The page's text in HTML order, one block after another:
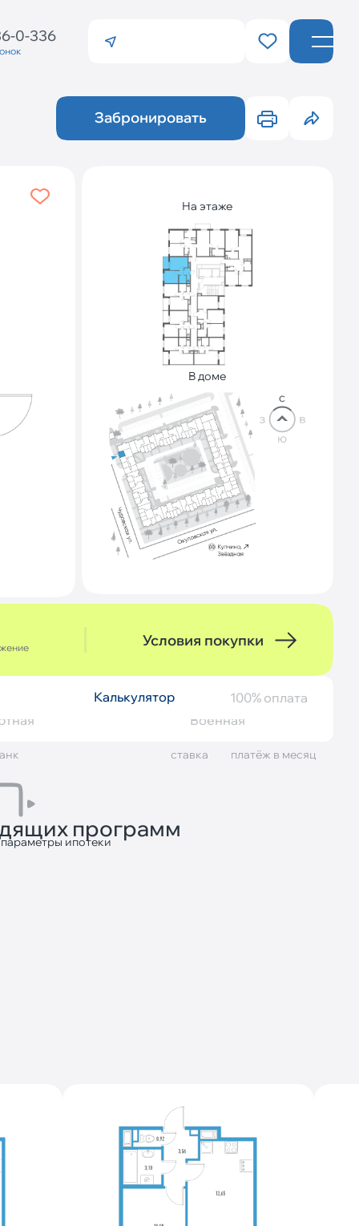
0-336
Забронировать
На этаже
В доме
Условия покупки
Калькулятор Описание
100% оплата
Военная
cтавка платёж в месяц
программ
ипотеки